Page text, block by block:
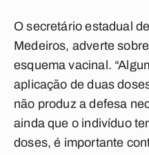
O secretário estadual
Medeiros, adverte
esquema vacinal.
aplicação de duas
não produz a defesa
ainda que o indivíduo
doses, é importante